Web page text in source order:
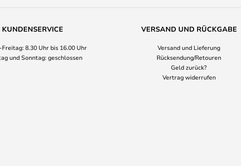
KUNDENSERVICE
8.30 Uhr bis 16.00 Uhr
und Sonntag: geschlossen
VERSAND UND RÜCKGABE
Versand und Lieferung
Rücksendung/Retouren
Geld zurück?
Vertrag widerrufen